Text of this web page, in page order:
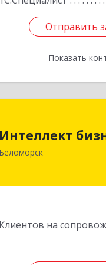
Отправить
Показать
Отправить
Назад
Интеллект
Беломорск
Клиентов на